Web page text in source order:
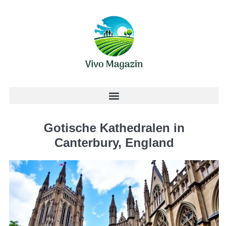
Gotische Kathedralen in
Canterbury, England